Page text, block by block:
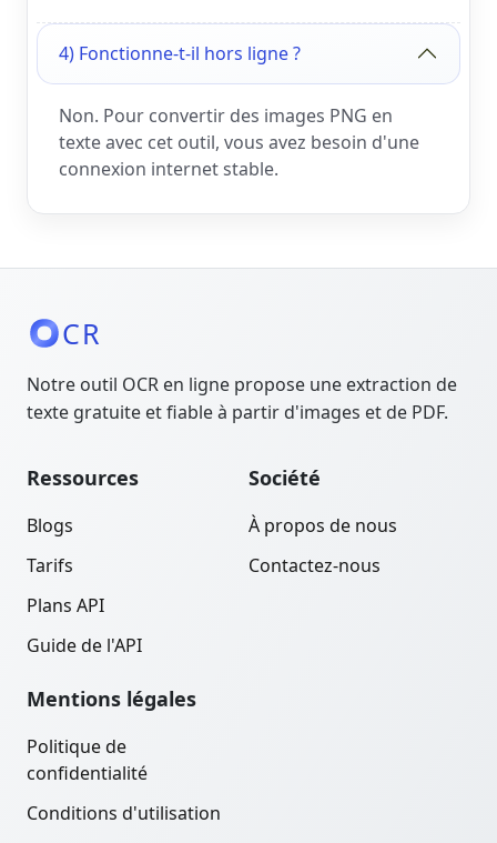
4) Fonctionne-t-il hors ligne ?
Non. Pour convertir des images PNG en
texte avec cet outil, vous avez besoin d'une
connexion internet stable.
CR
Notre outil OCR en ligne propose une extraction de
texte gratuite et fiable à partir d'images et de PDF.
Ressources
Blogs
Tarifs
Plans API
Guide de l'API
Société
À propos de nous
Contactez-nous
Mentions légales
Politique de
confidentialité
Conditions d'utilisation